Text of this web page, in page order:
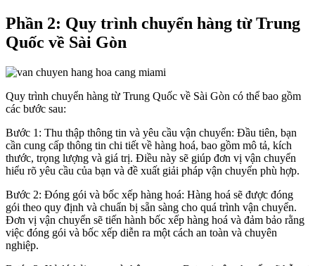
Phần 2: Quy trình chuyển hàng từ Trung
Quốc về Sài Gòn
Quy trình chuyển hàng từ Trung Quốc về Sài Gòn có thể bao gồm
các bước sau:
Bước 1: Thu thập thông tin và yêu cầu vận chuyển: Đầu tiên, bạn
cần cung cấp thông tin chi tiết về hàng hoá, bao gồm mô tả, kích
thước, trọng lượng và giá trị. Điều này sẽ giúp đơn vị vận chuyển
hiểu rõ yêu cầu của bạn và đề xuất giải pháp vận chuyển phù hợp.
Bước 2: Đóng gói và bốc xếp hàng hoá: Hàng hoá sẽ được đóng
gói theo quy định và chuẩn bị sẵn sàng cho quá trình vận chuyển.
Đơn vị vận chuyển sẽ tiến hành bốc xếp hàng hoá và đảm bảo rằng
việc đóng gói và bốc xếp diễn ra một cách an toàn và chuyên
nghiệp.